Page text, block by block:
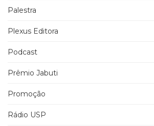
Palestra
Plexus Editora
Podcast
Prêmio Jabuti
Promoção
Rádio USP